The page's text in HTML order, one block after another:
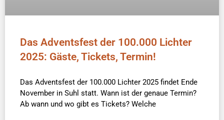
Das Adventsfest der 100.000 Lichter
2025: Gäste, Tickets, Termin!
Das Adventsfest der 100.000 Lichter 2025 findet Ende
November in Suhl statt. Wann ist der genaue Termin?
Ab wann und wo gibt es Tickets? Welche